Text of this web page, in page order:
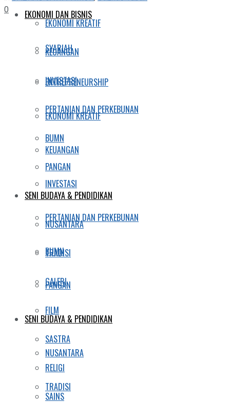
EKONOMI KREATIF
KEUANGAN
INVESTASI
PERTANIAN DAN PERKEBUNAN
BUMN
PANGAN
SENI BUDAYA & PENDIDIKAN
NUSANTARA
TRADISI
GALERI
FILM
SASTRA
RELIGI
SAINS
EKONOMI DAN BISNIS
SYARIAH
ENTREPRENEURSHIP
EKONOMI KREATIF
KEUANGAN
INVESTASI
PERTANIAN DAN PERKEBUNAN
BUMN
PANGAN
SENI BUDAYA & PENDIDIKAN
NUSANTARA
TRADISI
0